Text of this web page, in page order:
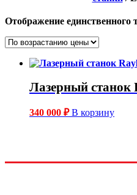
Отображение единственного
Лазерный станок
340 000 ₽ В корзину